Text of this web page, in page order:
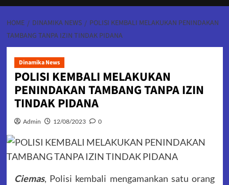
HOME DINAMIKA NEWS
POLISI KEMBALI MELAKUKAN PENINDAKAN
TAMBANG TANPA IZIN TINDAK PIDANA
Dinamika News
POLISI KEMBALI MELAKUKAN
PENINDAKAN TAMBANG TANPA IZIN
TINDAK PIDANA
Admin 12/08/2023 0
Ciemas, Polisi kembali mengamankan satu orang